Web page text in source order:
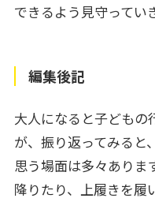
できるよう見守ってい
編集後記
大人になると子どもの
が、振り返ってみると
思う場面は多々ありま
降りたり、上履きを履